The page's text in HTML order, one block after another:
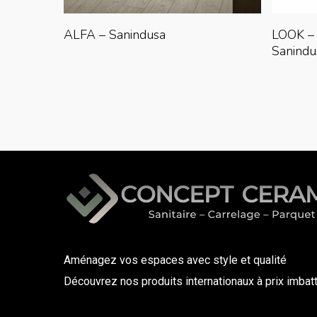
Lire La Suite
ALFA – Sanindusa
LOOK
Aménagez vos espaces avec style et qualité
Découvrez nos produits internationaux à prix